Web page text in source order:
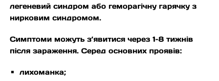
легеневий синдром або геморагічну гарячку з
нирковим синдромом.
Симптоми можуть з’явитися через 1–8 тижнів
після зараження. Серед основних проявів:
лихоманка;